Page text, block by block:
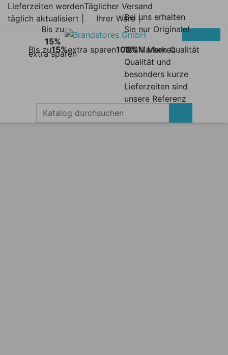
Lieferzeiten werden
täglich aktualisiert |
Täglicher Versand
Ihrer Ware |
Bis zu15%extra sparen
Bis zu
15%
extra sparen
100%Marken Qualität
Bei uns erhalten
Sie nur Originale!
100% Marken
Qualität und
besonders kurze
Lieferzeiten sind
unsere Referenz